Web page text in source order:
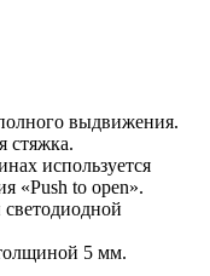
выдвижения.
стяжка.
используется
«Push to open».
светодиодной
5 мм.